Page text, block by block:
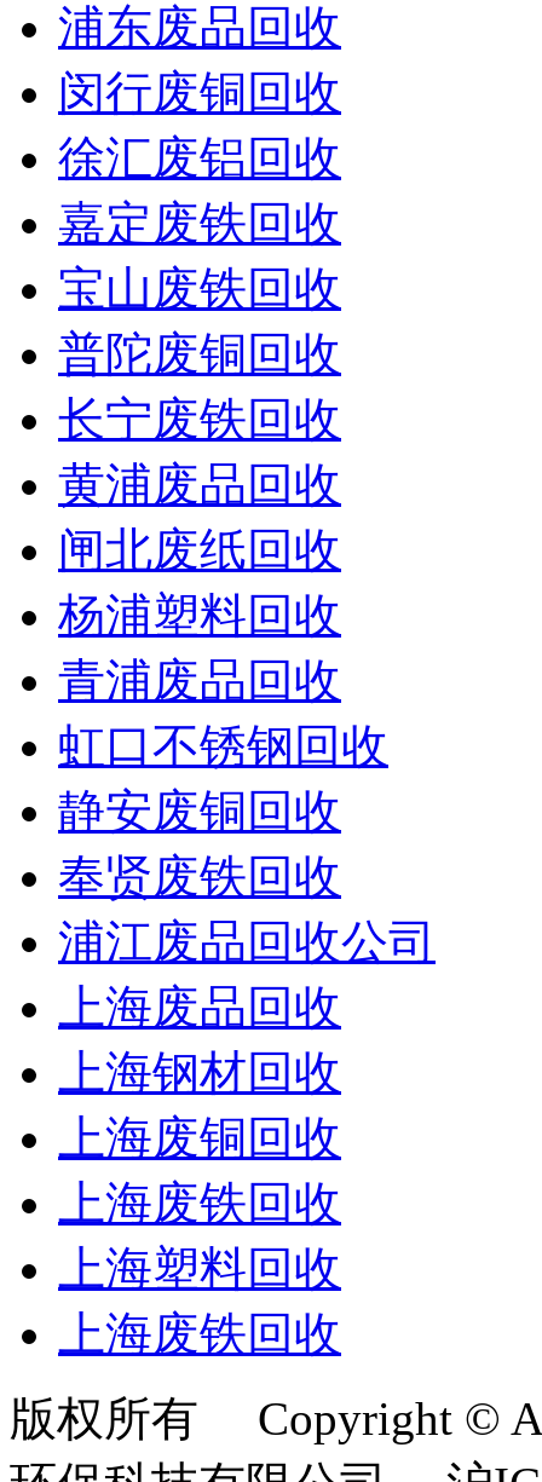
浦东废品回收
闵行废铜回收
徐汇废铝回收
嘉定废铁回收
宝山废铁回收
普陀废铜回收
长宁废铁回收
黄浦废品回收
闸北废纸回收
杨浦塑料回收
青浦废品回收
虹口不锈钢回收
静安废铜回收
奉贤废铁回收
浦江废品回收公司
上海废品回收
上海钢材回收
上海废铜回收
上海废铁回收
上海塑料回收
上海废铁回收
版权所有 Copyright ©